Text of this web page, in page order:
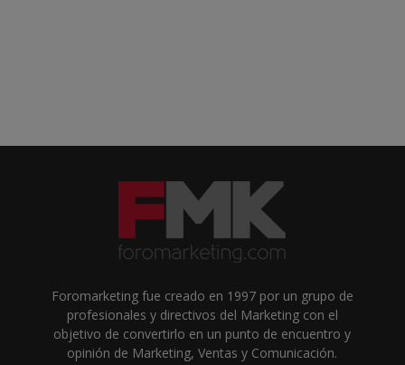
Foromarketing fue creado en 1997 por un grupo de
profesionales y directivos del Marketing con el
objetivo de convertirlo en un punto de encuentro y
opinión de Marketing, Ventas y Comunicación.